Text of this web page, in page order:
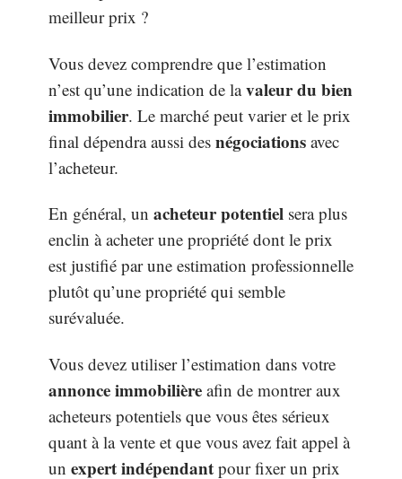
meilleur prix ?
Vous devez comprendre que l’estimation
n’est qu’une indication de lavaleur du bien
immobilier. Le marché peut varier et le prix
final dépendra aussi des négociations avec
l’acheteur.
En général, un acheteur potentiel sera plus
enclin à acheter une propriété dont le prix
est justifié par une estimation professionnelle
plutôt qu’une propriété qui semble
surévaluée.
Vous devez utiliser l’estimation dans votre
annonce immobilière afin de montrer aux
acheteurs potentiels que vous êtes sérieux
quant à la vente et que vous avez fait appel à
un expert indépendant pour fixer un prix